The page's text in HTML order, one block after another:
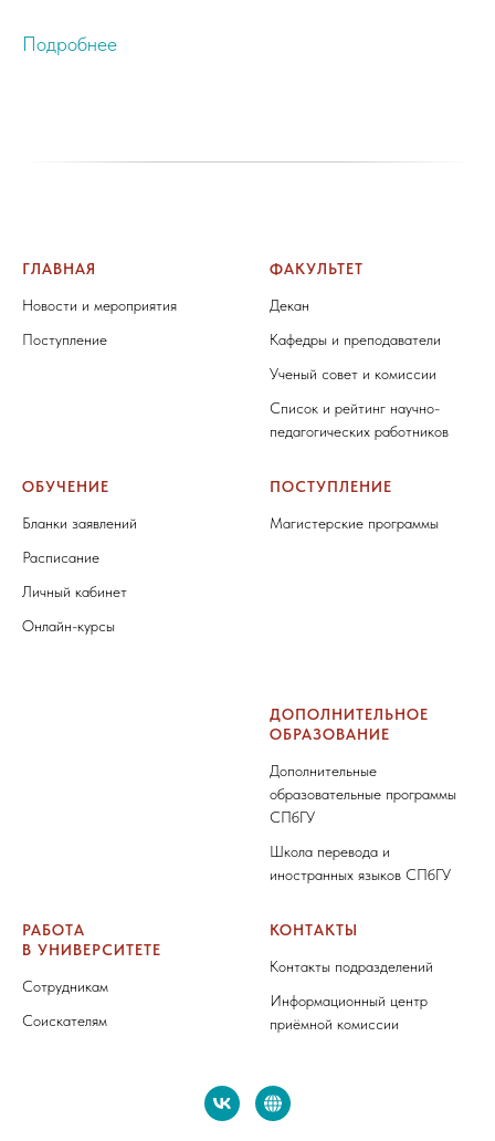
Подробнее
ГЛАВНАЯ
Новости и мероприятия
Поступление
ФАКУЛЬТЕТ
Декан
Кафедры и преподаватели
Ученый совет и комиссии
Список и рейтинг научно-
педагогических работников
ОБУЧЕНИЕ
Бланки заявлений
Расписание
Личный кабинет
Онлайн-курсы
ПОСТУПЛЕНИЕ
Магистерские программы
ДОПОЛНИТЕЛЬНОЕ
ОБРАЗОВАНИЕ
Дополнительные
образовательные программы
СПбГУ
Школа перевода и
иностранных языков СПбГУ
РАБОТА
В УНИВЕРСИТЕТЕ
Сотрудникам
Соискателям
КОНТАКТЫ
Контакты подразделений
Информационный центр
приёмной комиссии